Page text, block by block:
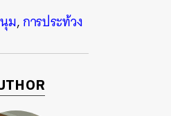
ม,การประท้วง